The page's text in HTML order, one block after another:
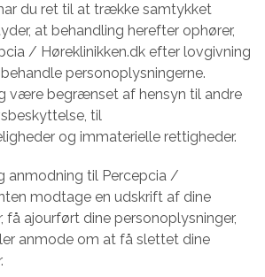
du ret til at trække samtykket
at behandling herefter ophører,
/ Høreklinikken.dk efter lovgivning
personoplysningerne.
være begrænset af hensyn til andre
til
og immaterielle rettigheder.
anmodning til Percepcia /
modtage en udskrift af dine
få ajourført dine personoplysninger,
anmode om at få slettet dine